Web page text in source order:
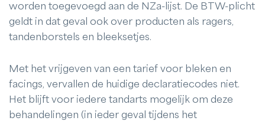
worden toegevoegd aan de NZa-lijst. De BTW-plicht
geldt in dat geval ook over producten als ragers,
tandenborstels en bleeksetjes.
Met het vrijgeven van een tarief voor bleken en
facings, vervallen de huidige declaratiecodes niet.
Het blijft voor iedere tandarts mogelijk om deze
behandelingen (in ieder geval tijdens het